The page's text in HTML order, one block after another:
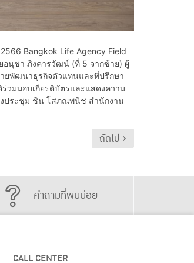
Bangkok Life Agency Field
อนุชา ภิงคารวัฒน์ (ที่ 5 จากซ้าย) ผู้
ยพัฒนาธุรกิจตัวแทนและที่ปรึกษา
วมมอบเกียรติบัตรและแสดงความ
งประชุม ชิน โสภณพนิช สำนักงาน
ถัดไป ›
คำถามที่พบบ่อย
CALL CENTER